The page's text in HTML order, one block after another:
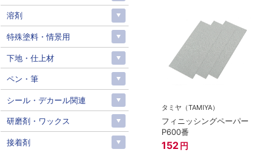
タミヤ（TAMIYA）
フィニッシングペーパー
P600番
152 円
溶剤
特殊塗料・情景用
下地・仕上材
ペン・筆
シール・デカール関連
研磨剤・ワックス
接着剤